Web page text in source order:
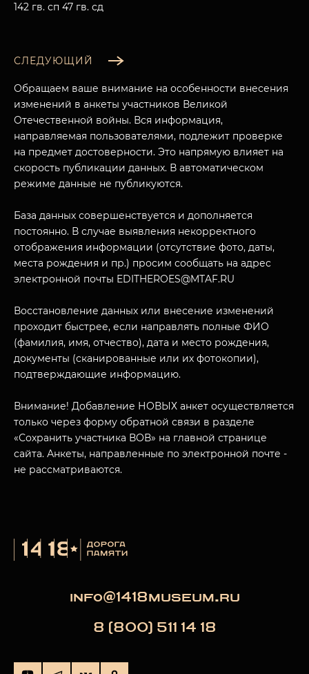
МУЗЕЙНЫЙ КОМПЛЕКС
ПОСЕТИТЕЛЯМ
О НАС
НАЗАД
142 гв. сп 47 гв. сд
СЛЕДУЮЩИЙ
Обращаем ваше внимание на особенности внесения
изменений в анкеты участников Великой
Отечественной войны. Вся информация,
направляемая пользователями, подлежит проверке
на предмет достоверности. Это напрямую влияет на
скорость публикации данных. В автоматическом
режиме данные не публикуются.
База данных совершенствуется и дополняется
постоянно. В случае выявления некорректного
отображения информации (отсутствие фото, даты,
места рождения и пр.) просим сообщать на адрес
электронной почты EDITHEROES@MTAF.RU
Восстановление данных или внесение изменений
проходит быстрее, если направлять полные ФИО
(фамилия, имя, отчество), дата и место рождения,
документы (сканированные или их фотокопии),
подтверждающие информацию.
Внимание! Добавление НОВЫХ анкет осуществляется
только через форму обратной связи в разделе
«Сохранить участника ВОВ» на главной странице
сайта. Анкеты, направленные по электронной почте -
не рассматриваются.
info@1418museum.ru
8 (800) 511 14 18